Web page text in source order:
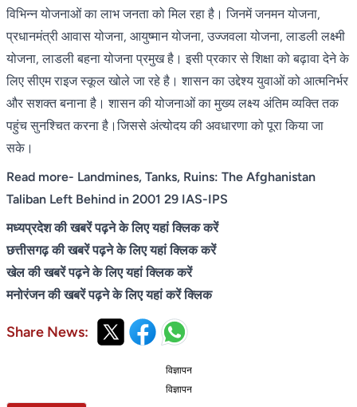
विभिन्न योजनाओं का लाभ जनता को मिल रहा है। जिनमें जनमन योजना,
प्रधानमंत्री आवास योजना, आयुष्मान योजना, उज्जवला योजना, लाडली लक्ष्मी
योजना, लाडली बहना योजना प्रमुख है। इसी प्रकार से शिक्षा को बढ़ावा देने के
लिए सीएम राइज स्कूल खोले जा रहे है। शासन का उद्देश्य युवाओं को आत्मनिर्भर
और सशक्त बनाना है। शासन की योजनाओं का मुख्य लक्ष्य अंतिम व्यक्ति तक
पहुंच सुनश्चित करना है।जिससे अंत्योदय की अवधारणा को पूरा किया जा
सके।
Read more- Landmines, Tanks, Ruins: The Afghanistan
Taliban Left Behind in 2001 29 IAS-IPS
मध्यप्रदेश की खबरें पढ़ने के लिए यहां क्लिक करें
छत्तीसगढ़ की खबरें पढ़ने के लिए यहां क्लिक करें
खेल की खबरें पढ़ने के लिए यहां क्लिक करें
मनोरंजन की खबरें पढ़ने के लिए यहां करें क्लिक
Share News:
विज्ञापन
विज्ञापन